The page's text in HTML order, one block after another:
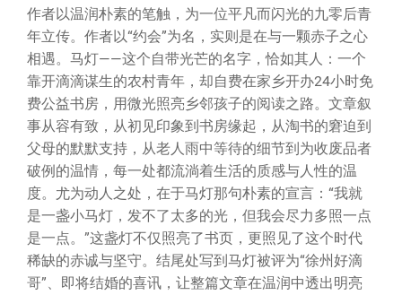
作者以温润朴素的笔触，为一位平凡而闪光的九零后青
年立传。作者以“约会”为名，实则是在与一颗赤子之心
相遇。马灯——这个自带光芒的名字，恰如其人：一个
靠开滴滴谋生的农村青年，却自费在家乡开办24小时免
费公益书房，用微光照亮乡邻孩子的阅读之路。文章叙
事从容有致，从初见印象到书房缘起，从淘书的窘迫到
父母的默默支持，从老人雨中等待的细节到为收废品者
破例的温情，每一处都流淌着生活的质感与人性的温
度。尤为动人之处，在于马灯那句朴素的宣言：“我就
是一盏小马灯，发不了太多的光，但我会尽力多照一点
是一点。”这盏灯不仅照亮了书页，更照见了这个时代
稀缺的赤诚与坚守。结尾处写到马灯被评为“徐州好滴
哥”、即将结婚的喜讯，让整篇文章在温润中透出明亮